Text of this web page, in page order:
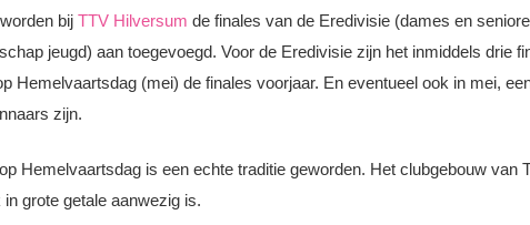
bij TTV Hilversum de finales van de Eredivisie (dames en
jeugd) aan toegevoegd. Voor de Eredivisie zijn het inmiddels drie
Hemelvaartsdag (mei) de finales voorjaar. En eventueel ook in mei,
zijn.
Hemelvaartsdag is een echte traditie geworden. Het clubgebouw
grote getale aanwezig is.